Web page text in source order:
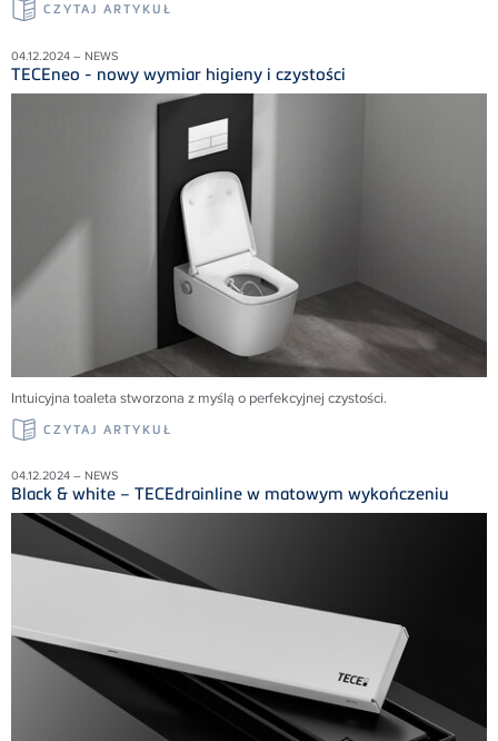
CZYTAJ ARTYKUŁ
04.12.2024 – NEWS
TECEneo - nowy wymiar higieny i czystości
Intuicyjna toaleta stworzona z myślą o perfekcyjnej czystości.
CZYTAJ ARTYKUŁ
04.12.2024 – NEWS
Black & white – TECEdrainline w matowym wykończeniu